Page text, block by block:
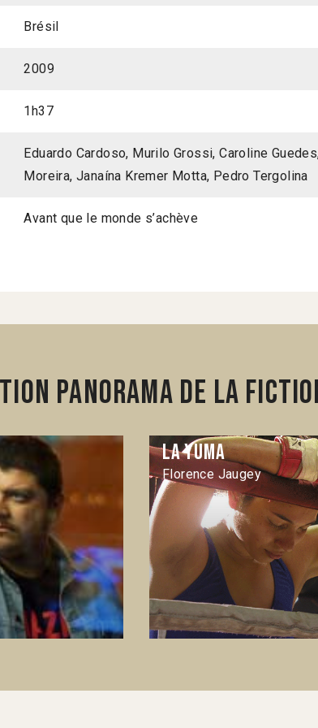
Brésil
2009
1h37
Eduardo Cardoso, Murilo Grossi, Caroline
Moreira, Janaína Kremer Motta, Pedro Tergolina
Avant que le monde s’achève
Panorama de la
La Yuma
Florence Jaugey